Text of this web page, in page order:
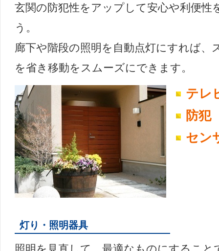
玄関の防犯性をアップして安心や利便性
う。
廊下や階段の照明を自動点灯にすれば、
を省き移動をスムーズにできます。
テレ
防犯
セン
灯り・照明器具